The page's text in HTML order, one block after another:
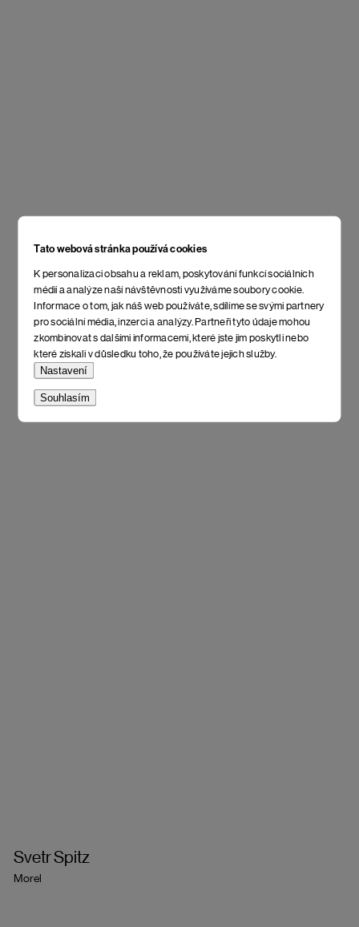
Tato webová stránka používá cookies
K personalizaci obsahu a reklam, poskytování funkcí sociálních
médií a analýze naší návštěvnosti využíváme soubory cookie.
Informace o tom, jak náš web používáte, sdílíme se svými partnery
pro sociální média, inzerci a analýzy. Partneři tyto údaje mohou
zkombinovat s dalšími informacemi, které jste jim poskytli nebo
které získali v důsledku toho, že používáte jejich služby.
Nastavení
Souhlasím
Svetr Spitz
Morel